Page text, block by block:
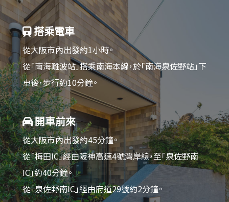
搭乘電車
從大阪市內出發約1小時。
從「南海難波站」搭乘南海本線，於「南海泉佐野站」下
車後，步行約10分鐘。
開車前來
從大阪市內出發約45分鐘。
從「梅田IC」經由阪神高速4號灣岸線，至「泉佐野南
IC」約40分鐘。
從「泉佐野南IC」經由府道29號約2分鐘。